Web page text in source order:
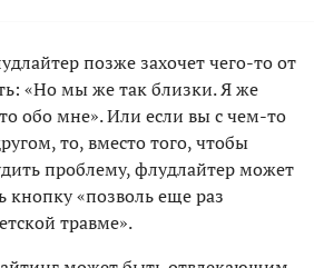
позже захочет чего-то от
«Но мы же так близки. Я же
обо мне». Или если вы с чем-то
то, вместо того, чтобы
проблему, флудлайтер может
кнопку «позволь еще раз
травме».